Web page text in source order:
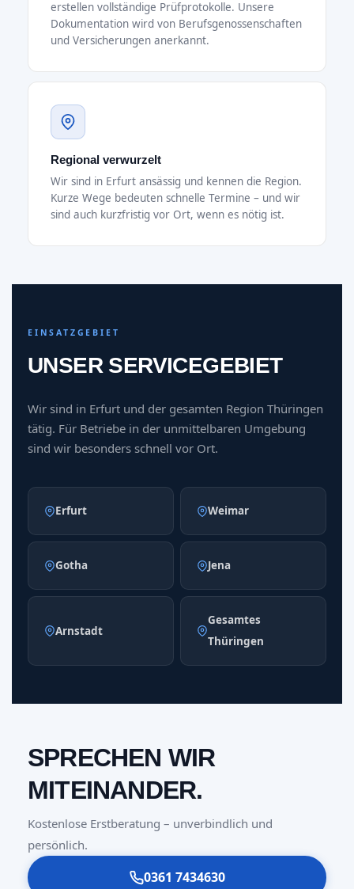
erstellen vollständige Prüfprotokolle. Unsere
Dokumentation wird von Berufsgenossenschaften
und Versicherungen anerkannt.
Regional verwurzelt
Wir sind in Erfurt ansässig und kennen die Region.
Kurze Wege bedeuten schnelle Termine – und wir
sind auch kurzfristig vor Ort, wenn es nötig ist.
EINSATZGEBIET
UNSER SERVICEGEBIET
Wir sind in Erfurt und der gesamten Region Thüringen
tätig. Für Betriebe in der unmittelbaren Umgebung
sind wir besonders schnell vor Ort.
Erfurt Weimar
Gotha Jena
Arnstadt
Gesamtes
Thüringen
SPRECHEN WIR
MITEINANDER.
Kostenlose Erstberatung – unverbindlich und
persönlich.
0361 7434630